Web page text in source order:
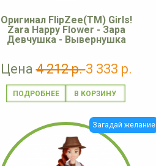
Оригинал FlipZee(TM) Girls!
Zara Happy Flower - Зара
Девчушка - Вывернушка
Цена4 212 р.3 333 р.
ПОДРОБНЕЕ
Загадай желание